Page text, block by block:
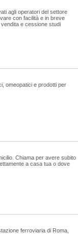
agli operatori del settore
con facilità e in breve
e cessione studi
omeopatici e prodotti per
Chiama per avere subito
a casa tua o dove
ferroviaria di Roma,